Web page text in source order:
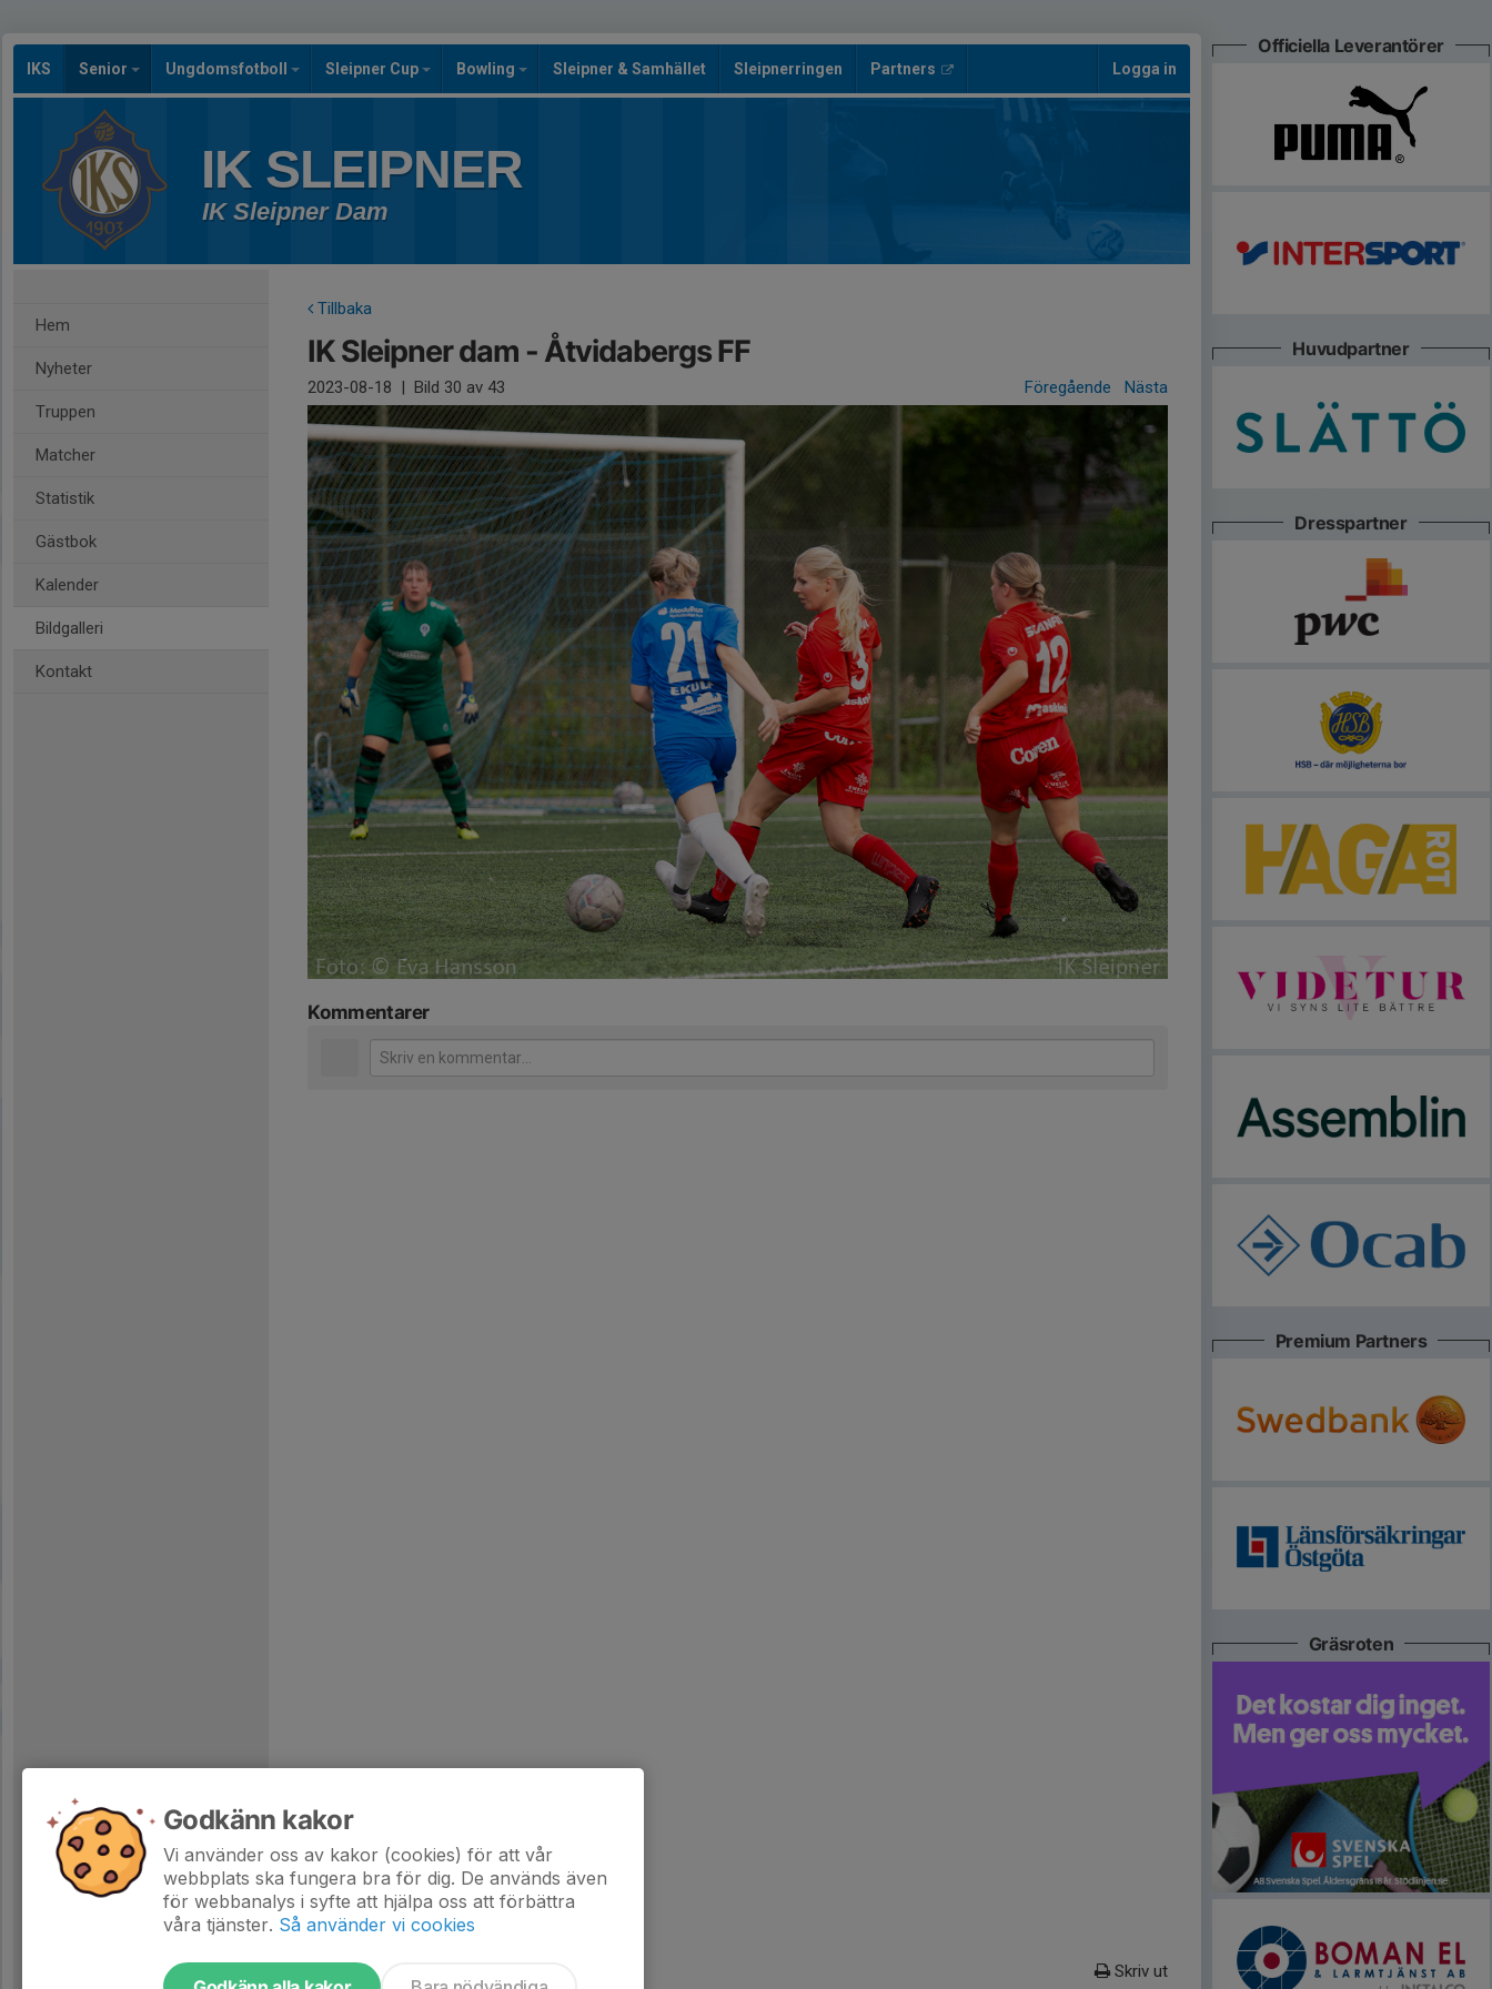
IKS Senior Ungdomsfotboll Sleipner Cup Bowling Sleipner & Samhället Sleipnerringen Partners Logga in
IK SLEIPNER
IK Sleipner Dam
Hem
Nyheter
Truppen
Matcher
Statistik
Gästbok
Kalender
Bildgalleri
Kontakt
Tillbaka
IK Sleipner dam - Åtvidabergs FF
2023-08-18 | Bild 30 av 43 Föregående Nästa
Kommentarer
Skriv ut
Officiella Leverantörer
Huvudpartner
Dresspartner
Premium Partners
Gräsroten
Godkänn kakor
Vi använder oss av kakor (cookies) för att vår
webbplats ska fungera bra för dig. De används även
för webbanalys i syfte att hjälpa oss att förbättra
våra tjänster. Så använder vi cookies